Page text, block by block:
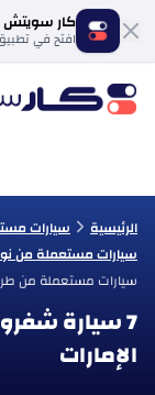
كار سويتش
افتح في
الرئيسية
سيارات
سيارات مستعملة من
سيارات مستعملة من
7 سيارة
الإمارات